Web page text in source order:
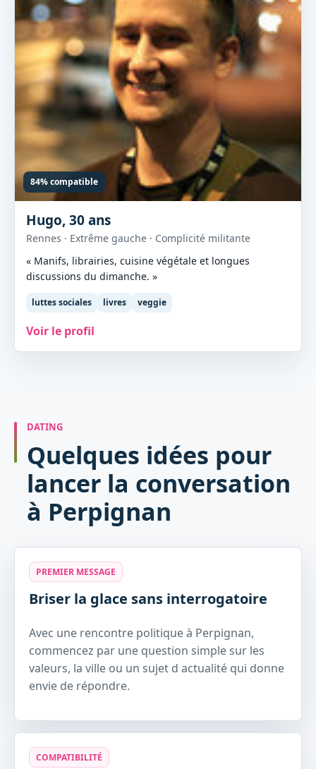
84% compatible
Hugo, 30 ans
Rennes · Extrême gauche · Complicité militante
« Manifs, librairies, cuisine végétale et longues
discussions du dimanche. »
luttes sociales livres veggie
Voir le profil
DATING
Quelques idées pour
lancer la conversation
à Perpignan
PREMIER MESSAGE
Briser la glace sans interrogatoire
Avec une rencontre politique à Perpignan,
commencez par une question simple sur les
valeurs, la ville ou un sujet d actualité qui donne
envie de répondre.
COMPATIBILITÉ